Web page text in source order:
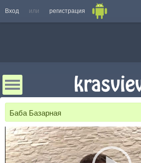
Вход или регистрация
Баба Базарная